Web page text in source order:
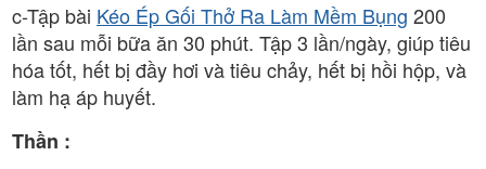
c-Tập bài Kéo Ép Gối Thở Ra Làm Mềm Bụng 200
lần sau mỗi bữa ăn 30 phút. Tập 3 lần/ngày, giúp tiêu
hóa tốt, hết bị đầy hơi và tiêu chảy, hết bị hồi hộp, và
làm hạ áp huyết.
Thần :